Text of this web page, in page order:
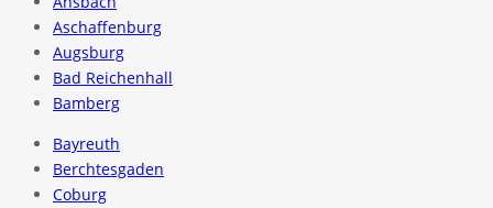
Aschaffenburg
Augsburg
Bad Reichenhall
Bamberg
Bayreuth
Berchtesgaden
Coburg